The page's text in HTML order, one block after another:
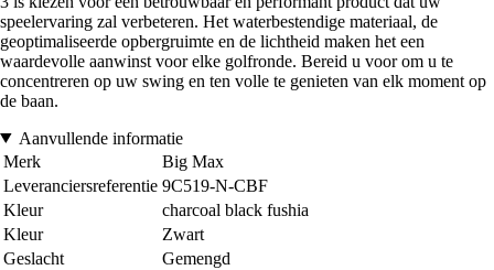
speelervaring zal verbeteren. Het waterbestendige materiaal, de
geoptimaliseerde opbergruimte en de lichtheid maken het een
waardevolle aanwinst voor elke golfronde. Bereid u voor om u te
concentreren op uw swing en ten volle te genieten van elk moment op
de baan.
Aanvullende informatie
Merk
Big Max
Leveranciersreferentie 9C519-N-CBF
Kleur
charcoal black fushia
Kleur
Zwart
Geslacht
Gemengd